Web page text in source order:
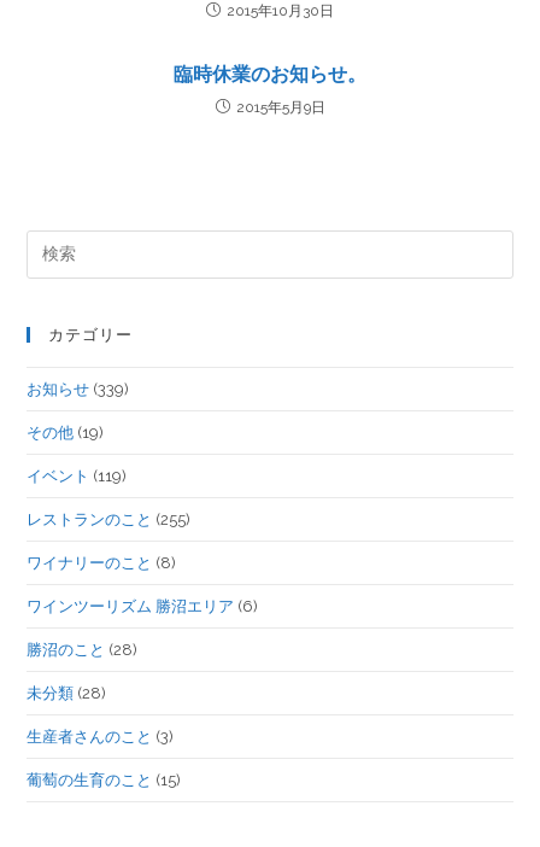
2015年10月30日
臨時休業のお知らせ。
2015年5月9日
カテゴリー
お知らせ (339)
その他 (19)
イベント (119)
レストランのこと (255)
ワイナリーのこと (8)
ワインツーリズム 勝沼エリア (6)
勝沼のこと (28)
未分類 (28)
生産者さんのこと (3)
葡萄の生育のこと (15)